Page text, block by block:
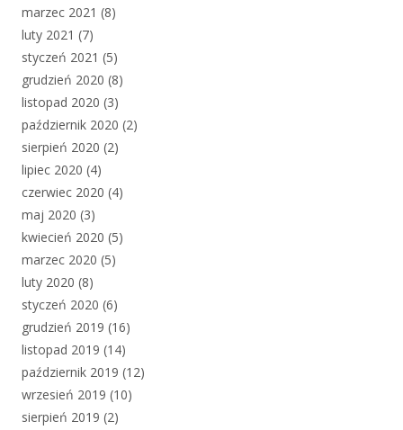
marzec 2021 (8)
luty 2021 (7)
styczeń 2021 (5)
grudzień 2020 (8)
listopad 2020 (3)
październik 2020 (2)
sierpień 2020 (2)
lipiec 2020 (4)
czerwiec 2020 (4)
maj 2020 (3)
kwiecień 2020 (5)
marzec 2020 (5)
luty 2020 (8)
styczeń 2020 (6)
grudzień 2019 (16)
listopad 2019 (14)
październik 2019 (12)
wrzesień 2019 (10)
sierpień 2019 (2)